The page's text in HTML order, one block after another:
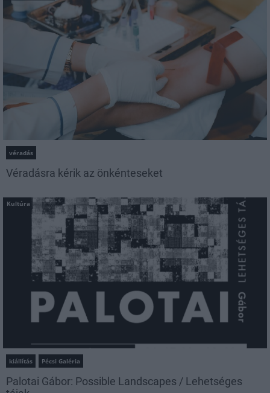
véradás
Véradásra kérik az önkénteseket
Kultúra
kiállítás Pécsi Galéria
Palotai Gábor: Possible Landscapes / Lehetséges